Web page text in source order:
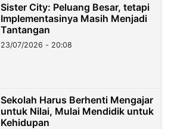
Sister City: Peluang Besar, tetapi
Implementasinya Masih Menjadi
Tantangan
23/07/2026 - 20:08
Sekolah Harus Berhenti Mengajar
untuk Nilai, Mulai Mendidik untuk
Kehidupan